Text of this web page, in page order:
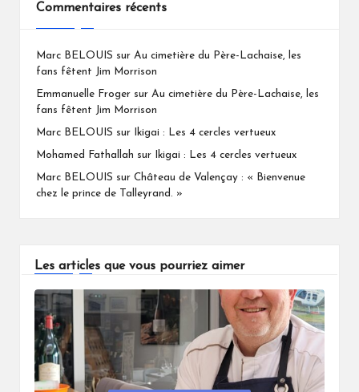
Commentaires récents
Marc BELOUIS sur Au cimetière du Père-Lachaise, les
fans fêtent Jim Morrison
Emmanuelle Froger sur Au cimetière du Père-Lachaise, les
fans fêtent Jim Morrison
Marc BELOUIS sur Ikigai : Les 4 cercles vertueux
Mohamed Fathallah sur Ikigai : Les 4 cercles vertueux
Marc BELOUIS sur Château de Valençay : « Bienvenue
chez le prince de Talleyrand. »
Les articles que vous pourriez aimer